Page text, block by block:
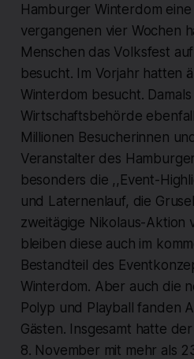
Hamburger Winterdom
vergangenen vier Wochen
Menschen das Volksfest
besucht. Im Vorjahr hatten
Winterdom besucht.
Wirtschaftsbehörde
Millionen Besucherinnen
Veranstalter des
besonders die ,,Event-
und Laternenlauf, die
zweitägige Nikolaus-Aktion
bleiben diese auch im
Bestandteil des
Winterdom. Aber auch die
Polyp und Playball fanden
Gästen. Insgesamt hatte
8. November mit mehr als